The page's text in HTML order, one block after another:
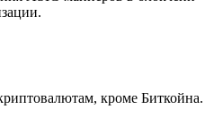
кроме Биткойна.